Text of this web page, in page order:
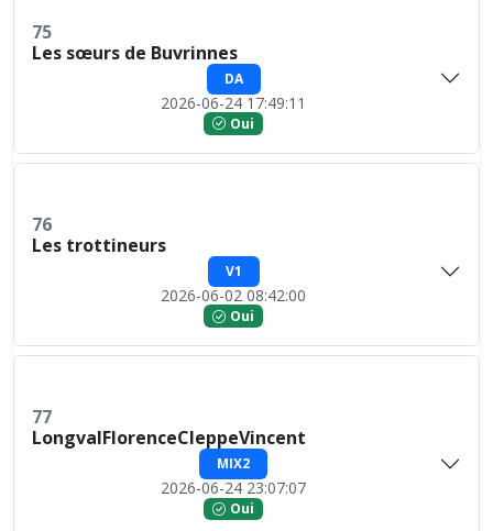
75
Les sœurs de Buvrinnes
DA
2026-06-24 17:49:11
Oui
76
Les trottineurs
V1
2026-06-02 08:42:00
Oui
77
LongvalFlorenceCleppeVincent
MIX2
2026-06-24 23:07:07
Oui